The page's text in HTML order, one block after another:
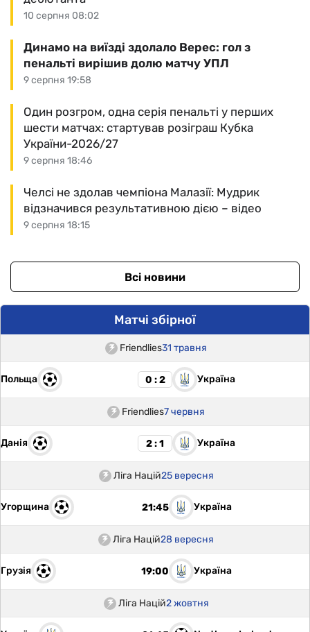
10 серпня 08:02
9 серпня 19:58
Динамо на виїзді здолало Верес: гол з
пенальті вирішив долю матчу УПЛ
9 серпня 18:46
Один розгром, одна серія пенальті у перших
шести матчах: стартував розіграш Кубка
України-2026/27
9 серпня 18:15
Челсі не здолав чемпіона Малазії: Мудрик
відзначився результативною дією – відео
Всі новини
Матчі збірної
Friendlies31 травня
Польща 0 : 2 Україна
Friendlies7 червня
Данія 2 : 1 Україна
Ліга Націй25 вересня
Угорщина 21:45 Україна
Ліга Націй28 вересня
Грузія 19:00 Україна
Ліга Націй2 жовтня